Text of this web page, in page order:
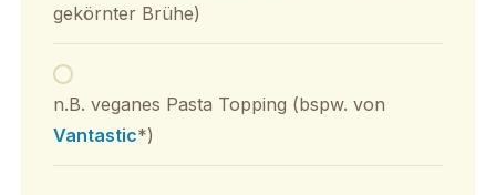
gekörnter Brühe)
n.B. veganes Pasta Topping (bspw. von
Vantastic*)